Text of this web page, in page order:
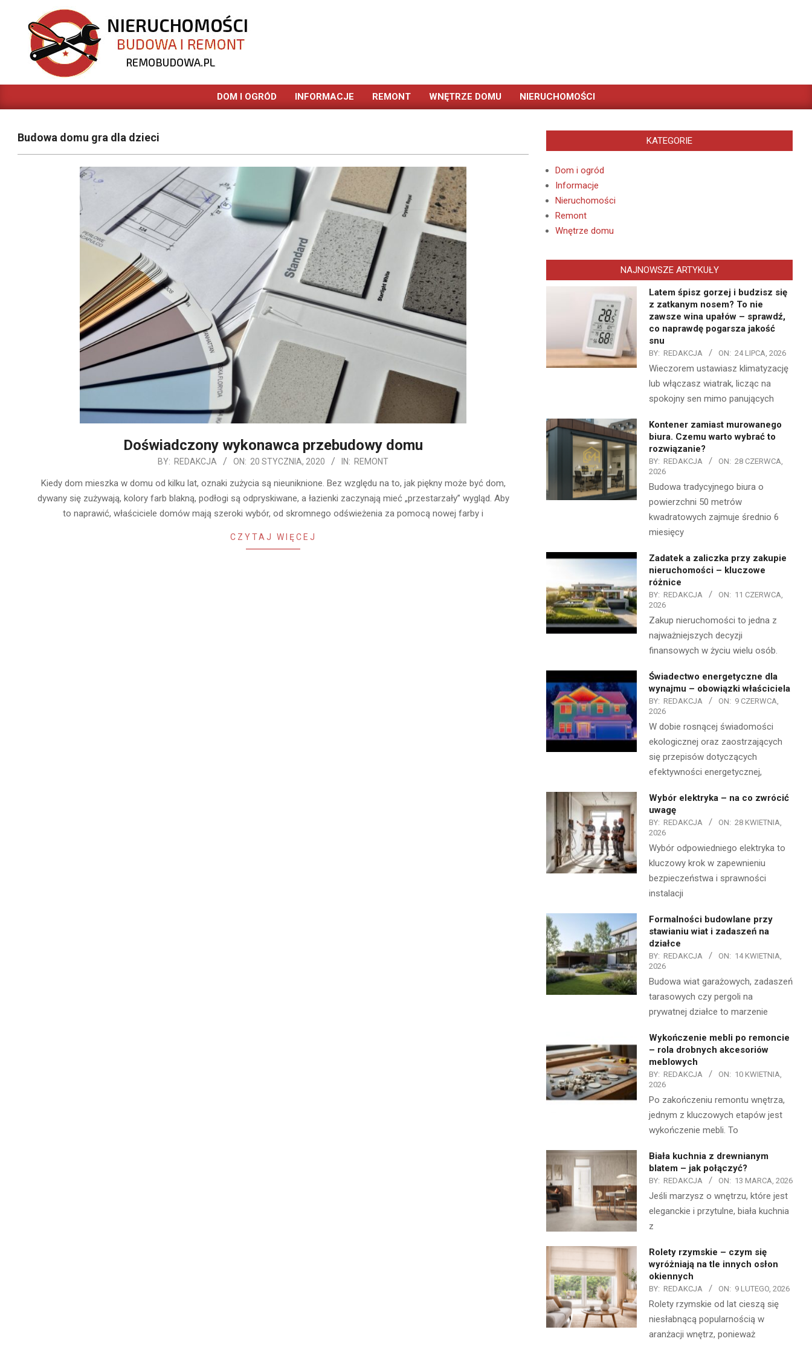
content
REMOBUDOWA.PL
Primary
DOM I OGRÓD INFORMACJE REMONT WNĘTRZE DOMU NIERUCHOMOŚCI
Budowa domu gra dla dzieci
Doświadczony wykonawca przebudowy domu
BY: REDAKCJA ON: 20 STYCZNIA, 2020 IN: REMONT
Kiedy dom mieszka w domu od kilku lat, oznaki zużycia są nieuniknione. Bez względu na to, jak piękny może być dom,
dywany się zużywają, kolory farb blakną, podłogi są odpryskiwane, a łazienki zaczynają mieć „przestarzały” wygląd. Aby
to naprawić, właściciele domów mają szeroki wybór, od skromnego odświeżenia za pomocą nowej farby i
CZYTAJ WIĘCEJ
KATEGORIE
Dom i ogród
Informacje
Nieruchomości
Remont
Wnętrze domu
NAJNOWSZE ARTYKUŁY
Latem śpisz gorzej i budzisz się
z zatkanym nosem? To nie
zawsze wina upałów – sprawdź,
co naprawdę pogarsza jakość
snu
BY: REDAKCJA ON: 24 LIPCA, 2026
Wieczorem ustawiasz klimatyzację
lub włączasz wiatrak, licząc na
spokojny sen mimo panujących
Kontener zamiast murowanego
biura. Czemu warto wybrać to
rozwiązanie?
BY: REDAKCJA ON: 28 CZERWCA,
2026
Budowa tradycyjnego biura o
powierzchni 50 metrów
kwadratowych zajmuje średnio 6
miesięcy
Zadatek a zaliczka przy zakupie
nieruchomości – kluczowe
różnice
BY: REDAKCJA ON: 11 CZERWCA,
2026
Zakup nieruchomości to jedna z
najważniejszych decyzji
finansowych w życiu wielu osób.
Świadectwo energetyczne dla
wynajmu – obowiązki właściciela
BY: REDAKCJA ON: 9 CZERWCA,
2026
W dobie rosnącej świadomości
ekologicznej oraz zaostrzających
się przepisów dotyczących
efektywności energetycznej,
Wybór elektryka – na co zwrócić
uwagę
BY: REDAKCJA ON: 28 KWIETNIA,
2026
Wybór odpowiedniego elektryka to
kluczowy krok w zapewnieniu
bezpieczeństwa i sprawności
instalacji
Formalności budowlane przy
stawianiu wiat i zadaszeń na
działce
BY: REDAKCJA ON: 14 KWIETNIA,
2026
Budowa wiat garażowych, zadaszeń
tarasowych czy pergoli na
prywatnej działce to marzenie
Wykończenie mebli po remoncie
– rola drobnych akcesoriów
meblowych
BY: REDAKCJA ON: 10 KWIETNIA,
2026
Po zakończeniu remontu wnętrza,
jednym z kluczowych etapów jest
wykończenie mebli. To
Biała kuchnia z drewnianym
blatem – jak połączyć?
BY: REDAKCJA ON: 13 MARCA, 2026
Jeśli marzysz o wnętrzu, które jest
eleganckie i przytulne, biała kuchnia
z
Rolety rzymskie – czym się
wyróżniają na tle innych osłon
okiennych
BY: REDAKCJA ON: 9 LUTEGO, 2026
Rolety rzymskie od lat cieszą się
niesłabnącą popularnością w
aranżacji wnętrz, ponieważ